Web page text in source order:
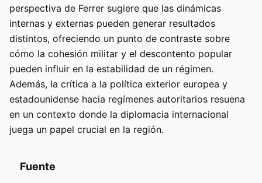
perspectiva de Ferrer sugiere que las dinámicas
internas y externas pueden generar resultados
distintos, ofreciendo un punto de contraste sobre
cómo la cohesión militar y el descontento popular
pueden influir en la estabilidad de un régimen.
Además, la crítica a la política exterior europea y
estadounidense hacia regímenes autoritarios resuena
en un contexto donde la diplomacia internacional
juega un papel crucial en la región.
Fuente